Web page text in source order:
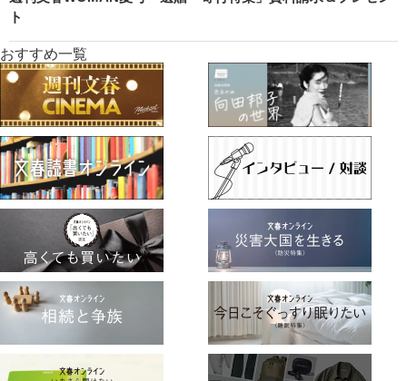
ト
おすすめ一覧